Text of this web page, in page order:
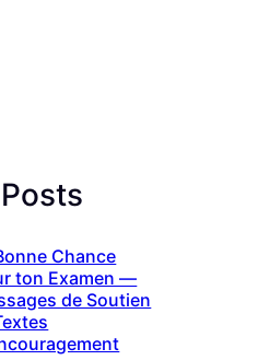
Chance
ton Examen —
de Soutien